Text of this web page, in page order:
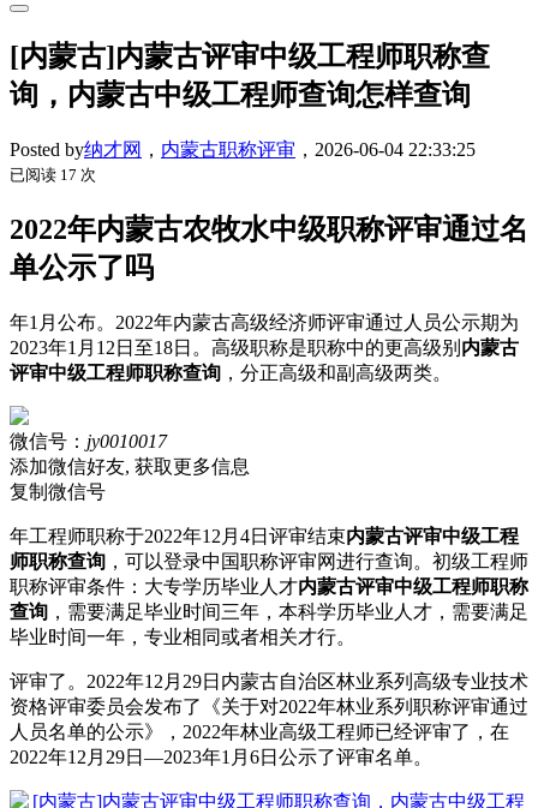
[内蒙古]内蒙古评审中级工程师职称查
询，内蒙古中级工程师查询怎样查询
Posted by纳才网 ， 内蒙古职称评审 ， 2026-06-04 22:33:25
已阅读 17 次
2022年内蒙古农牧水中级职称评审通过名
单公示了吗
年1月公布。2022年内蒙古高级经济师评审通过人员公示期为
2023年1月12日至18日。高级职称是职称中的更高级别 内蒙古
评审中级工程师职称查询 ，分正高级和副高级两类。
微信号： jy0010017
添加微信好友, 获取更多信息
复制微信号
年工程师职称于2022年12月4日评审结束内蒙古评审中级工程
师职称查询 ，可以登录中国职称评审网进行查询。初级工程师
职称评审条件：大专学历毕业人才内蒙古评审中级工程师职称
查询 ，需要满足毕业时间三年，本科学历毕业人才，需要满足
毕业时间一年，专业相同或者相关才行。
评审了。2022年12月29日内蒙古自治区林业系列高级专业技术
资格评审委员会发布了《关于对2022年林业系列职称评审通过
人员名单的公示》，2022年林业高级工程师已经评审了，在
2022年12月29日—2023年1月6日公示了评审名单。